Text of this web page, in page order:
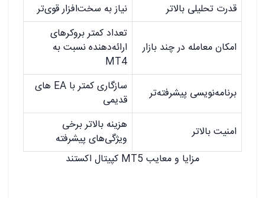
قدرت تحلیلی بالاتر
نیاز به سخت‌افزار قوی‌تر
امکان معامله در چند بازار
تعداد کمتر بروکرهای
ارائه‌دهنده نسبت به
MT4
برنامه‌نویسی پیشرفته‌تر
سازگاری کمتر با EA‌ های
قدیمی
امنیت بالاتر
هزینه بالاتر برخی
ویژگی‌های پیشرفته
مزایا و معایب MT5 کپیتال اکستند